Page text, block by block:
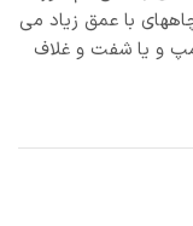
با عمق زیاد می
و یا شفت و غلاف